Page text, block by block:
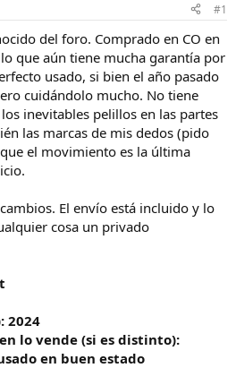
#1
del foro. Comprado en CO en
que aún tiene mucha garantía por
usado, si bien el año pasado
cuidándolo mucho. No tiene
inevitables pelillos en las partes
las marcas de mis dedos (pido
el movimiento es la última
El envío está incluido y lo
cosa un privado
2024
lo vende (si es distinto):
en buen estado